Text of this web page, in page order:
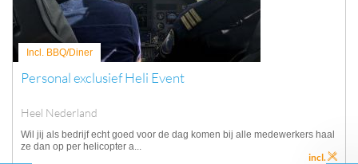
Incl. BBQ/Diner
Personal exclusief Heli Event
Heel Nederland
Wil jij als bedrijf echt goed voor de dag komen bij alle medewerkers haal
ze dan op per helicopter a...
incl.